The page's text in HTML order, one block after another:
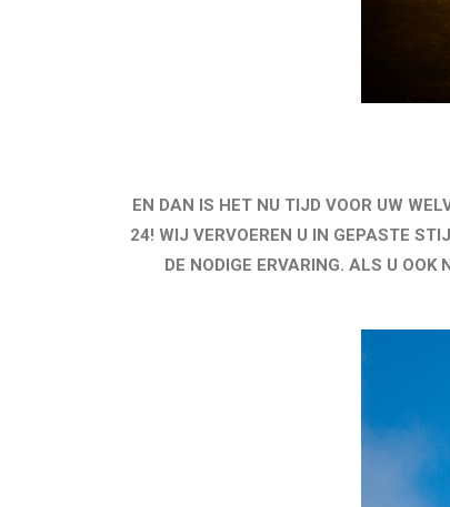
EN DAN IS HET NU TIJD VOOR UW
24! WIJ VERVOEREN U IN GEPASTE
DE NODIGE ERVARING. ALS U